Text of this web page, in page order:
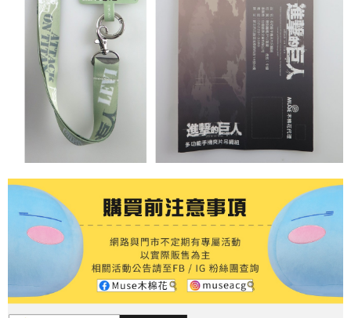
每筆NT$65，滿NT$1,300(含以上)免運費
宅配-木棉花樂園專用
每筆NT$100，滿NT$1,300(含以上)免運費
宅配-離島(澎湖/金門/馬祖)-木棉花樂園專用
每筆NT$220
黑貓宅配-貨到付款
每筆NT$150